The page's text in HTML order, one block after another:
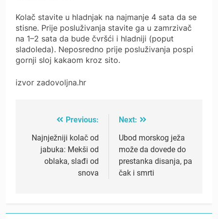
Kolač stavite u hladnjak na najmanje 4 sata da se
stisne. Prije posluživanja stavite ga u zamrzivač
na 1–2 sata da bude čvršći i hladniji (poput
sladoleda). Neposredno prije posluživanja pospi
gornji sloj kakaom kroz sito.
izvor zadovoljna.hr
navigation
Previous:
Najnježniji kolač od
jabuka: Mekši od
oblaka, slađi od
snova
Next:
Ubod morskog ježa
može da dovede do
prestanka disanja, pa
čak i smrti